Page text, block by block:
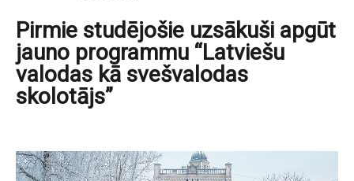
Pirmie studējošie uzsākuši apgūt
jauno programmu “Latviešu
valodas kā svešvalodas
skolotājs”